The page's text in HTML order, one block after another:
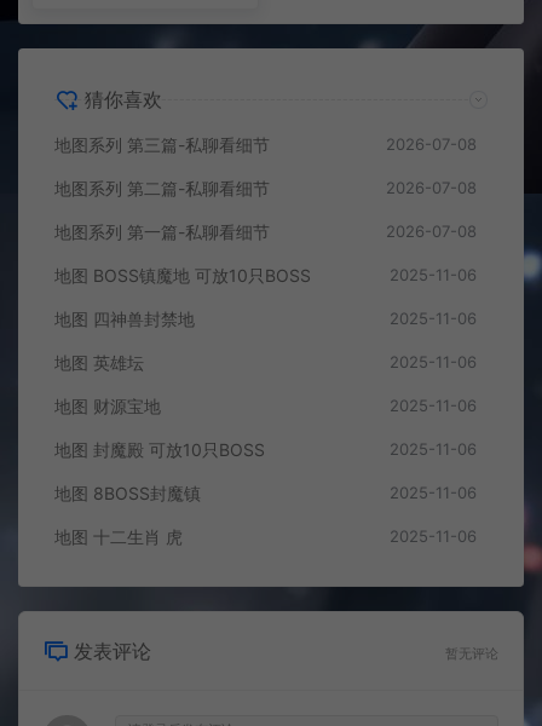
猜你喜欢
地图系列 第三篇-私聊看细节 2026-07-08
地图系列 第二篇-私聊看细节 2026-07-08
地图系列 第一篇-私聊看细节 2026-07-08
地图 BOSS镇魔地 可放10只BOSS 2025-11-06
地图 四神兽封禁地 2025-11-06
地图 英雄坛 2025-11-06
地图 财源宝地 2025-11-06
地图 封魔殿 可放10只BOSS 2025-11-06
地图 8BOSS封魔镇 2025-11-06
地图 十二生肖 虎 2025-11-06
发表评论 暂无评论